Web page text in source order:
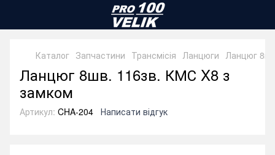
Каталог Запчастини Трансмісія Ланцюги Ланцюг
Ланцюг 8шв. 116зв. КМС X8 з
замком
Артикул: CHA-204 Написати відгук